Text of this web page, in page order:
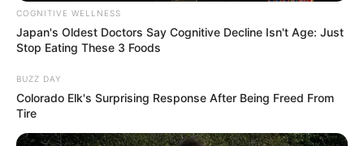
4. Bengong aja cakep amat ya
COGNITIVE WELLNESS
Japan's Oldest Doctors Say Cognitive Decline Isn't Age: Just
Stop Eating These 3 Foods
BUZZ DAY
Colorado Elk's Surprising Response After Being Freed From
Tire